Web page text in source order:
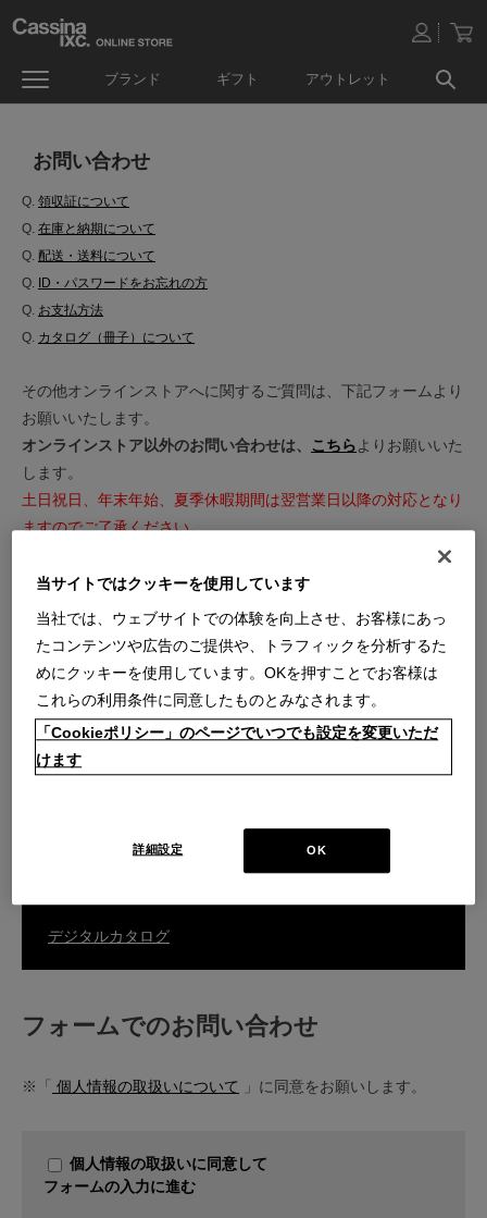
ブランド ギフト アウトレット
お問い合わせ
Q. 領収証について
Q. 在庫と納期について
Q. 配送・送料について
Q.
ID・パスワードをお忘れの方
Q. お支払方法
Q. カタログ（冊子）について
その他オンラインストアへに関するご質問は、下記フォームより
お願いいたします。
オンラインストア以外のお問い合わせは、 こちらよりお願いいた
します。
土日祝日、年末年始、夏季休暇期間は翌営業日以降の対応となり
ますのでご了承ください。
※内容によっては回答を差し上げるまでお時間をいただくことも
ございます。
※こちらのフォームからのセールス・勧誘等はお断りいたしま
す。
ご購入商品の張替え・補修・家具の移設などのご相談はこちら
カスタマーサービスのお問い合わせ
デジタルカタログ
フォームでのお問い合わせ
※「 個人情報の取扱いについて 」に同意をお願いします。
個人情報の取扱いに同意して
フォームの入力に進む
当サイトではクッキーを使用しています
当社では、ウェブサイトでの体験を向上させ、お客様にあっ
たコンテンツや広告のご提供や、トラフィックを分析するた
めにクッキーを使用しています。OKを押すことでお客様は
これらの利用条件に同意したものとみなされます。
「Cookieポリシー」のページでいつでも設定を変更いただ
けます
OK
詳細設定